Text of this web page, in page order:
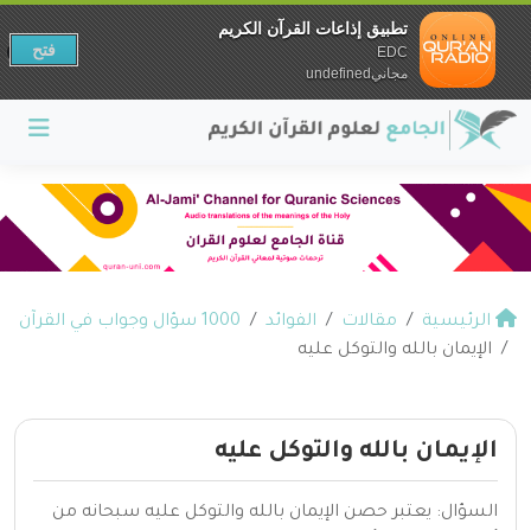
الرئيسية مقالات الفوائد
1000 سؤال وجواب في القرآن
الإيمان بالله والتوكل عليه
الإيمان بالله والتوكل عليه
السؤال: يعتبر حصن الإيمان بالله والتوكل عليه سبحانه من
تطبيق إذاعات القرآن الكريم
EDC
مجانيundefined
فتح